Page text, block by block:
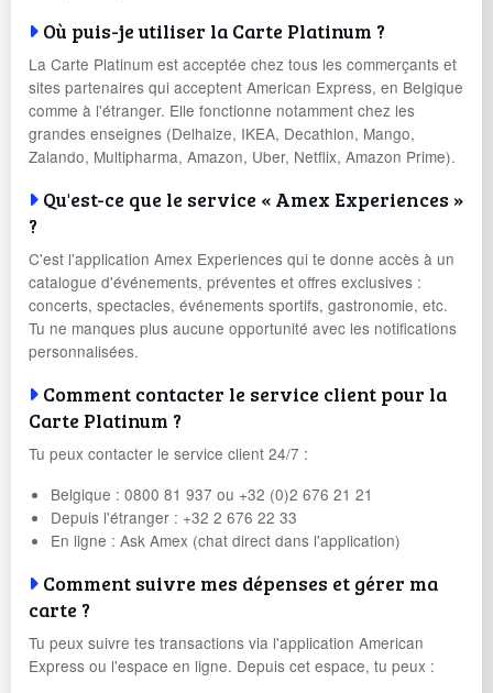
Où puis-je utiliser la Carte Platinum ?
La Carte Platinum est acceptée chez tous les commerçants et
sites partenaires qui acceptent American Express, en Belgique
comme à l'étranger. Elle fonctionne notamment chez les
grandes enseignes (Delhaize, IKEA, Decathlon, Mango,
Zalando, Multipharma, Amazon, Uber, Netflix, Amazon Prime).
Qu'est-ce que le service « Amex Experiences »
?
C'est l'application Amex Experiences qui te donne accès à un
catalogue d'événements, préventes et offres exclusives :
concerts, spectacles, événements sportifs, gastronomie, etc.
Tu ne manques plus aucune opportunité avec les notifications
personnalisées.
Comment contacter le service client pour la
Carte Platinum ?
Tu peux contacter le service client 24/7 :
Belgique : 0800 81 937 ou +32 (0)2 676 21 21
Depuis l'étranger : +32 2 676 22 33
En ligne : Ask Amex (chat direct dans l'application)
Comment suivre mes dépenses et gérer ma
carte ?
Tu peux suivre tes transactions via l'application American
Express ou l'espace en ligne. Depuis cet espace, tu peux :